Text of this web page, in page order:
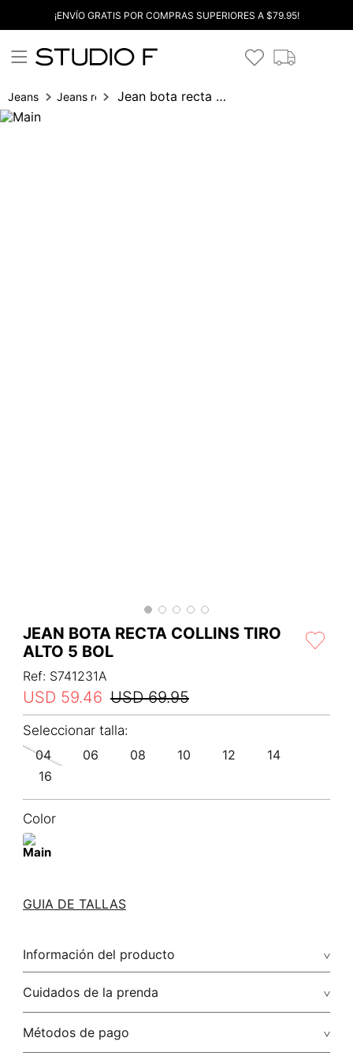
¡ENVÍO GRATIS POR COMPRAS SUPERIORES A $79.95!
Jeans Jeans recto Jean bota recta collins tiro alto 5 bol
JEAN BOTA RECTA COLLINS TIRO
ALTO 5 BOL
Ref: S741231A
USD 69.95
USD 59.46
04 06 08 10 12
14
16
Color
GUIA DE TALLAS
Información del producto
100.00% algodón/cotton
Cuidados de la prenda
Lavar con colores similares. no secar en máquina. los tonos
Métodos de pago